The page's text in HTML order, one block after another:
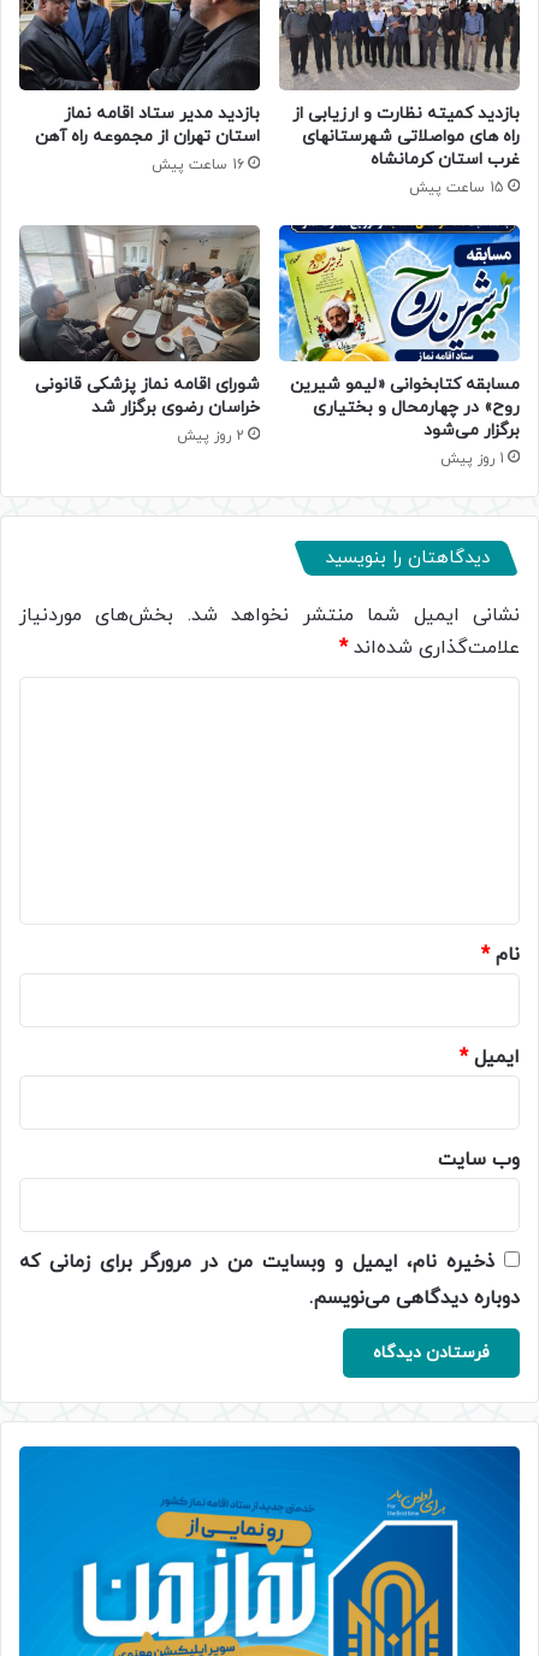
بازدید کمیته نظارت و ارزیابی از
راه های مواصلاتی شهرستانهای
غرب استان کرمانشاه
15 ساعت پیش
بازدید مدیر ستاد اقامه نماز
استان تهران از مجموعه راه آهن
16 ساعت پیش
مسابقه کتابخوانی «لیمو شیرین
روح» در چهارمحال و بختیاری
برگزار می‌شود
1 روز پیش
شورای اقامه نماز پزشکی قانونی
خراسان رضوی برگزار شد
2 روز پیش
دیدگاهتان را بنویسید
نشانی ایمیل شما منتشر نخواهد شد. بخش‌های موردنیاز
علامت‌گذاری شده‌اند*
نام*
ایمیل*
وب‌ سایت
ذخیره نام، ایمیل و وبسایت من در مرورگر برای زمانی که
دوباره دیدگاهی می‌نویسم.